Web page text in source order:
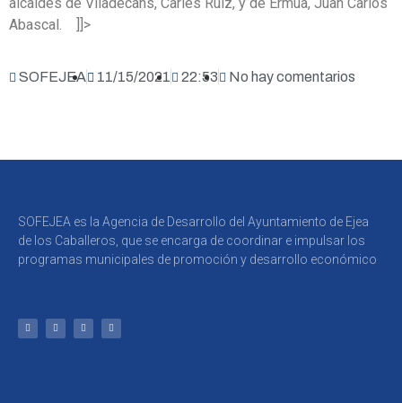
Abascal. ]]>
SOFEJEA 11/15/2021 22:53 No hay comentarios
SOFEJEA es la Agencia de Desarrollo del Ayuntamiento de Ejea
de los Caballeros, que se encarga de coordinar e impulsar los
programas municipales de promoción y desarrollo económico